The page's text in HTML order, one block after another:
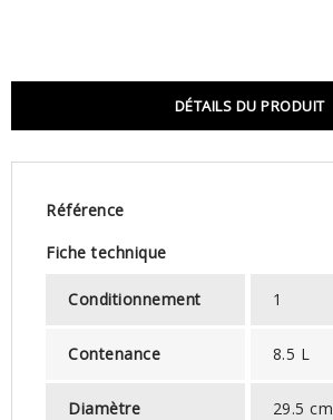
DÉTAILS DU PRODUIT
Référence
Fiche technique
Conditionnement 1
Contenance 8.5 L
Diamètre 29.5 cm